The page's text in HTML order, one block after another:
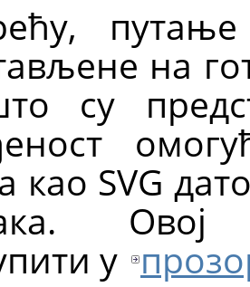
на
су
као SVG
у